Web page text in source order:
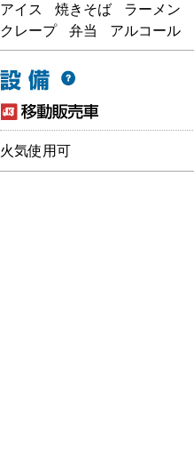
アイス
焼きそば ラーメン
クレープ
弁当 アルコール
火気使用可